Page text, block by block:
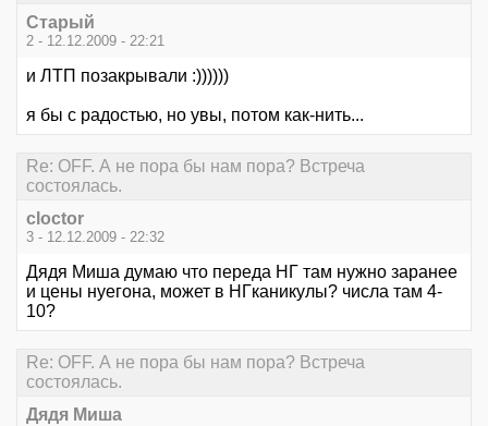
Старый
2 - 12.12.2009 - 22:21
и ЛТП позакрывали :))))))
я бы с радостью, но увы, потом как-нить...
Re: OFF. А не пора бы нам пора? Встреча
состоялась.
cloctor
3 - 12.12.2009 - 22:32
Дядя Миша думаю что переда НГ там нужно заранее
и цены нуегона, может в НГканикулы? числа там 4-
10?
Re: OFF. А не пора бы нам пора? Встреча
состоялась.
Дядя Миша